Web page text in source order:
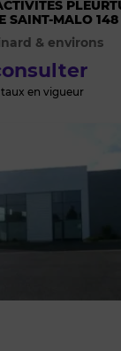
SAINT-MALO 148
& environs
taux en vigueur